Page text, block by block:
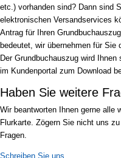
etc.) vorhanden sind? Dann sind
elektronischen Versandservices
Antrag für Ihren
bedeutet, wir übernehmen für
Der Grundbuchauszug wird
im Kundenportal zum Download
Haben Sie weitere
Wir beantworten Ihnen gerne alle
Flurkarte. Zögern Sie nicht uns
Fragen.
Schreiben Sie uns